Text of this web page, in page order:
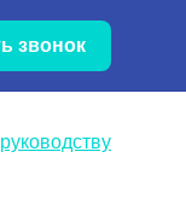
— уточняйте
звонок